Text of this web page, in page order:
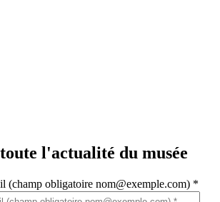
toute l'actualité du musée
(champ obligatoire nom@exemple.com) *